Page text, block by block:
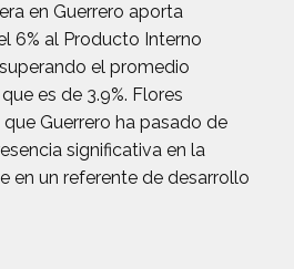
en Guerrero aporta
6% al Producto Interno
el promedio
es de 3.9%. Flores
Guerrero ha pasado de
significativa en la
en un referente de desarrollo